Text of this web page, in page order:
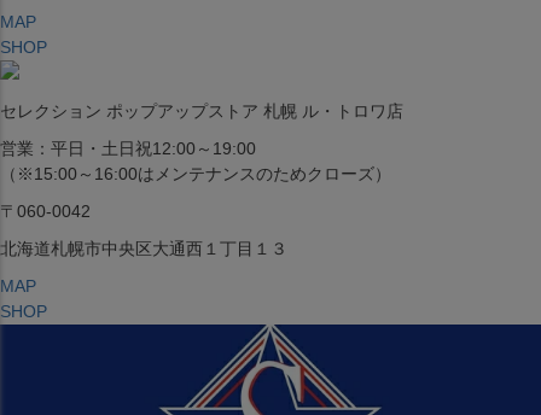
MAP
SHOP
セレクション ポップアップストア 札幌 ル・トロワ店
営業：平日・土日祝12:00～19:00
（※15:00～16:00はメンテナンスのためクローズ）
〒060-0042
北海道札幌市中央区大通西１丁目１３
MAP
SHOP